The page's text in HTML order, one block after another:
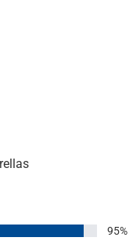
95%